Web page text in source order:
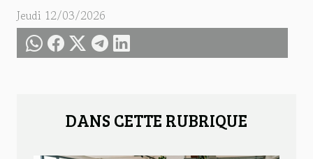
Jeudi 12/03/2026
DANS CETTE RUBRIQUE